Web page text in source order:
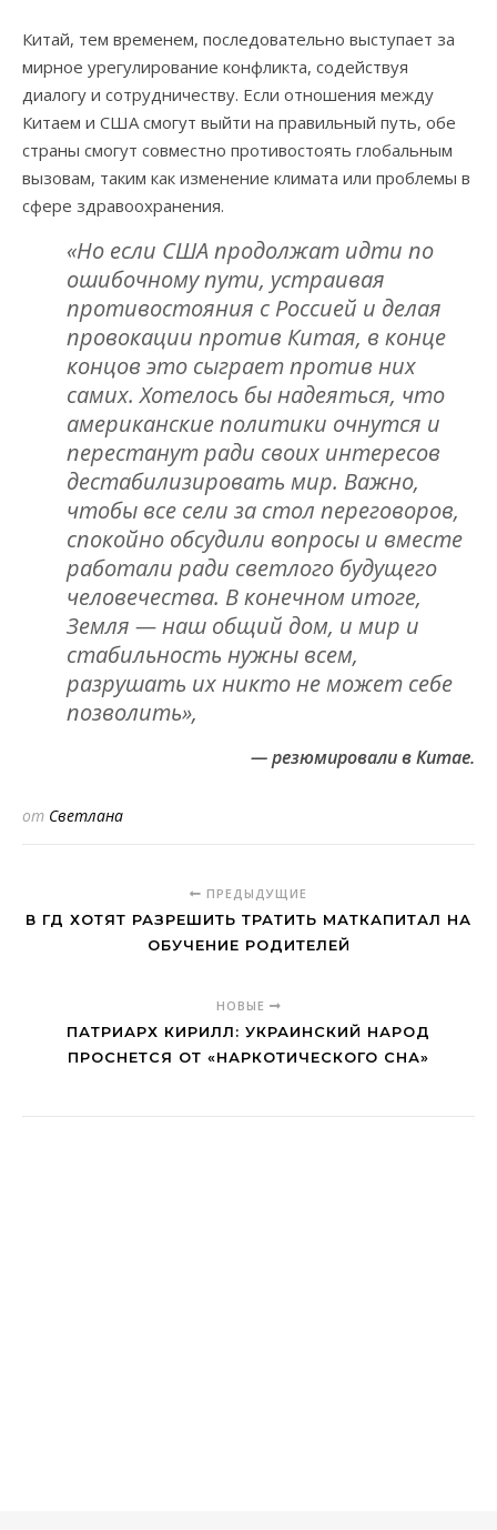
Китай, тем временем, последовательно выступает за
мирное урегулирование конфликта, содействуя
диалогу и сотрудничеству. Если отношения между
Китаем и США смогут выйти на правильный путь, обе
страны смогут совместно противостоять глобальным
вызовам, таким как изменение климата или проблемы в
сфере здравоохранения.
«Но если США продолжат идти по
ошибочному пути, устраивая
противостояния с Россией и делая
провокации против Китая, в конце
концов это сыграет против них
самих. Хотелось бы надеяться, что
американские политики очнутся и
перестанут ради своих интересов
дестабилизировать мир. Важно,
чтобы все сели за стол переговоров,
спокойно обсудили вопросы и вместе
работали ради светлого будущего
человечества. В конечном итоге,
Земля — наш общий дом, и мир и
стабильность нужны всем,
разрушать их никто не может себе
позволить»,
— резюмировали в Китае.
от Светлана
ПРЕДЫДУЩИЕ
В ГД ХОТЯТ РАЗРЕШИТЬ ТРАТИТЬ МАТКАПИТАЛ НА
ОБУЧЕНИЕ РОДИТЕЛЕЙ
НОВЫЕ
ПАТРИАРХ КИРИЛЛ: УКРАИНСКИЙ НАРОД
ПРОСНЕТСЯ ОТ «НАРКОТИЧЕСКОГО СНА»